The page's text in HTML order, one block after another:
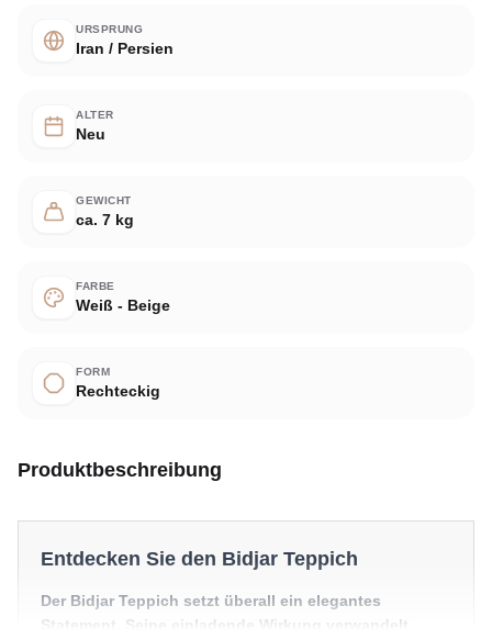
URSPRUNG
Iran / Persien
ALTER
Neu
GEWICHT
ca. 7 kg
FARBE
Weiß - Beige
FORM
Rechteckig
Produktbeschreibung
Entdecken Sie den Bidjar Teppich
Der Bidjar Teppich setzt überall ein elegantes
Statement. Seine einladende Wirkung verwandelt